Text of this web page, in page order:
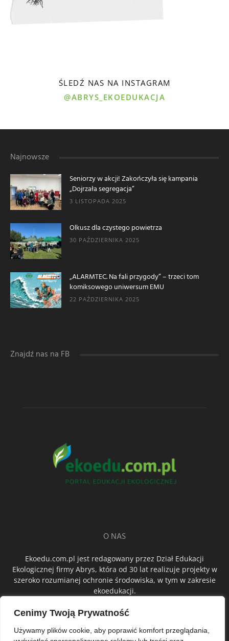
Cenimy Twoją Prywatność
Używamy plików cookie, aby poprawić komfort przeglądania,
ŚLEDŹ NAS NA INSTAGRAM
@ABRYS_EKOEDUKACJA
Najnowsze
Seniorzy w akcji! Zakończyła się kampania
„Dojrzała segregacja”
3 LISTOPADA 2025
Olkusz dla czystego powietrza
30 PAŹDZIERNIKA 2025
„ALARMTEC. Na fali przygody” – trzeci tom
komiksowego uniwersum EMU
22 PAŹDZIERNIKA 2025
Znajdź nas na FB
O NAS
Ekoedu.com.pl jest redagowany przez Dział Edukacji
Ekologicznej firmy Abrys, która od 30 lat realizuje projekty w
szeroko rozumianej ochronie środowiska, w tym w zakresie
ekoedukacji.
ŚLEDŹ NAS